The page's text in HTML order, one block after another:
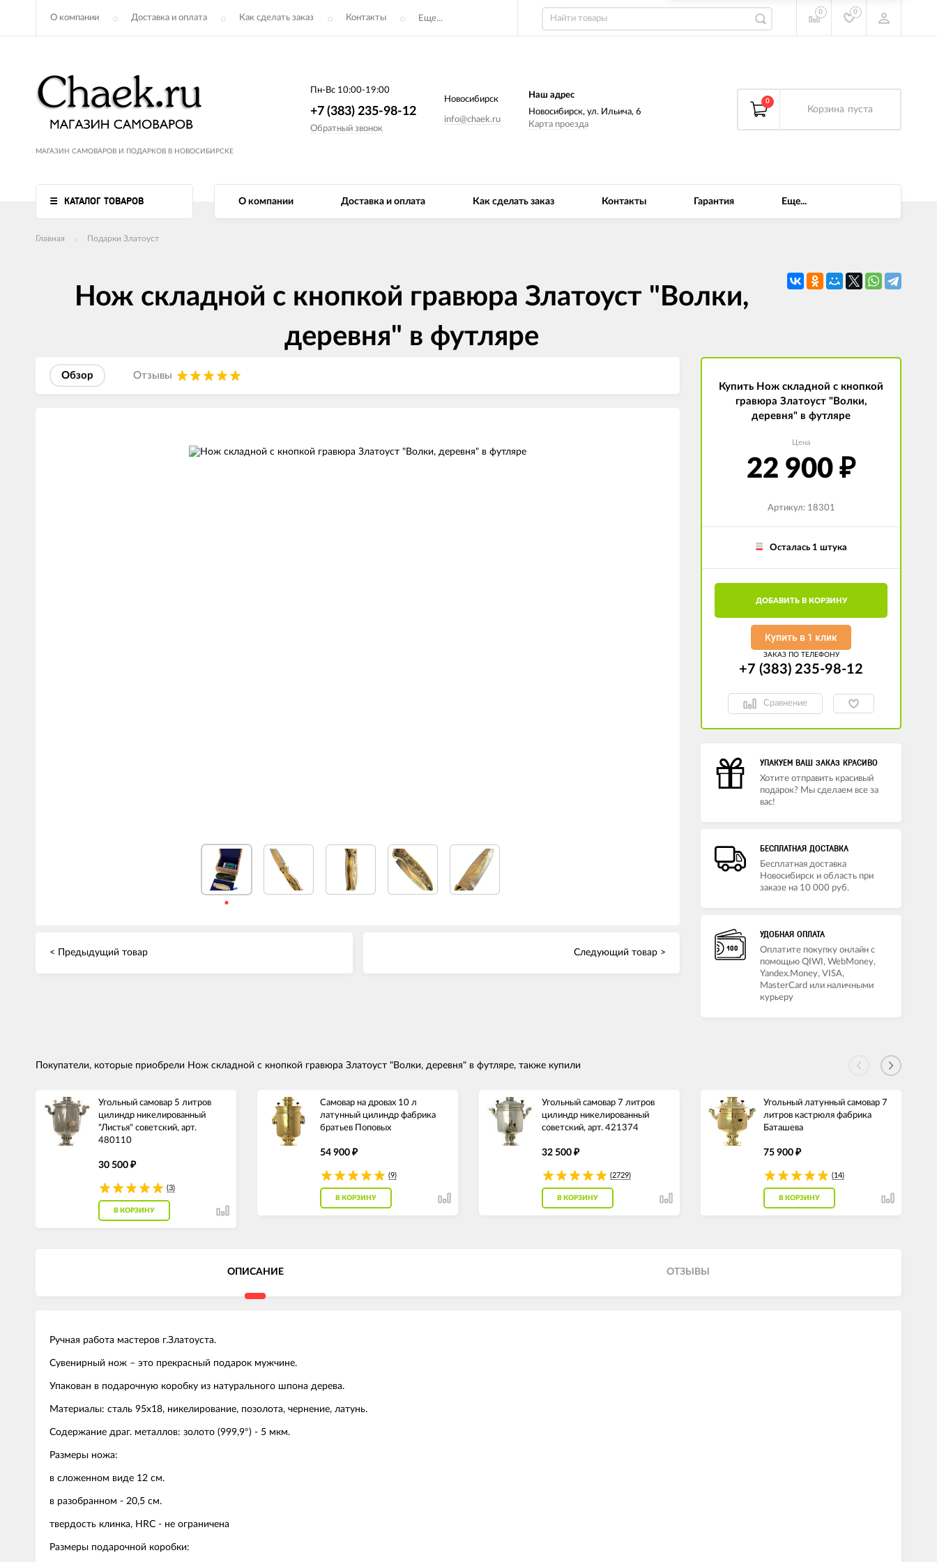
О компании Доставка и оплата Как сделать заказ Контакты Еще...
0 0
МАГАЗИН САМОВАРОВ И ПОДАРКОВ В НОВОСИБИРСКЕ
Пн-Вс 10:00-19:00
+7 (383) 235-98-12
Обратный звонок
Новосибирск
info@chaek.ru
Наш адрес
Новосибирск, ул. Ильича, 6
Карта проезда
0
Корзина пуста
КАТАЛОГ ТОВАРОВ О компании Доставка и оплата Как сделать заказ Контакты Гарантия Еще...
Главная Подарки Златоуст
Нож складной с кнопкой гравюра Златоуст "Волки,
деревня" в футляре
Обзор Отзывы
< Предыдущий товар Следующий товар >
Купить Нож складной с кнопкой
гравюра Златоуст "Волки,
деревня" в футляре
Цена
22 900 ₽
Артикул: 18301
Осталась 1 штука
ДОБАВИТЬ В КОРЗИНУ
Купить в 1 клик
ЗАКАЗ ПО ТЕЛЕФОНУ
+7 (383) 235-98-12
Сравнение
УПАКУЕМ ВАШ ЗАКАЗ КРАСИВО
Хотите отправить красивый
подарок? Мы сделаем все за
вас!
БЕСПЛАТНАЯ ДОСТАВКА
Бесплатная доставка
Новосибирск и область при
заказе на 10 000 руб.
УДОБНАЯ ОПЛАТА
Оплатите покупку онлайн с
помощью QIWI, WebMoney,
Yandex.Money, VISA,
MasterCard или наличными
курьеру
Покупатели, которые приобрели Нож складной с кнопкой гравюра Златоуст "Волки, деревня" в футляре, также купили
Угольный самовар 5 литров
цилиндр никелированный
"Листья" советский, арт.
480110
30 500 ₽
(3)
В КОРЗИНУ
Самовар на дровах 10 л
латунный цилиндр фабрика
братьев Поповых
54 900 ₽
(9)
В КОРЗИНУ
Угольный самовар 7 литров
цилиндр никелированный
советский, арт. 421374
32 500 ₽
(2729)
В КОРЗИНУ
Угольный латунный самовар 7
литров кастрюля фабрика
Баташева
75 900 ₽
(14)
В КОРЗИНУ
ОПИСАНИЕ ОТЗЫВЫ
Ручная работа мастеров г.Златоуста.
Сувенирный нож – это прекрасный подарок мужчине.
Упакован в подарочную коробку из натурального шпона дерева.
Материалы: сталь 95х18, никелирование, позолота, чернение, латунь.
Содержание драг. металлов: золото (999,9°) - 5 мкм.
Размеры ножа:
в сложенном виде 12 см.
в разобранном - 20,5 см.
твердость клинка, HRC - не ограничена
Размеры подарочной коробки: